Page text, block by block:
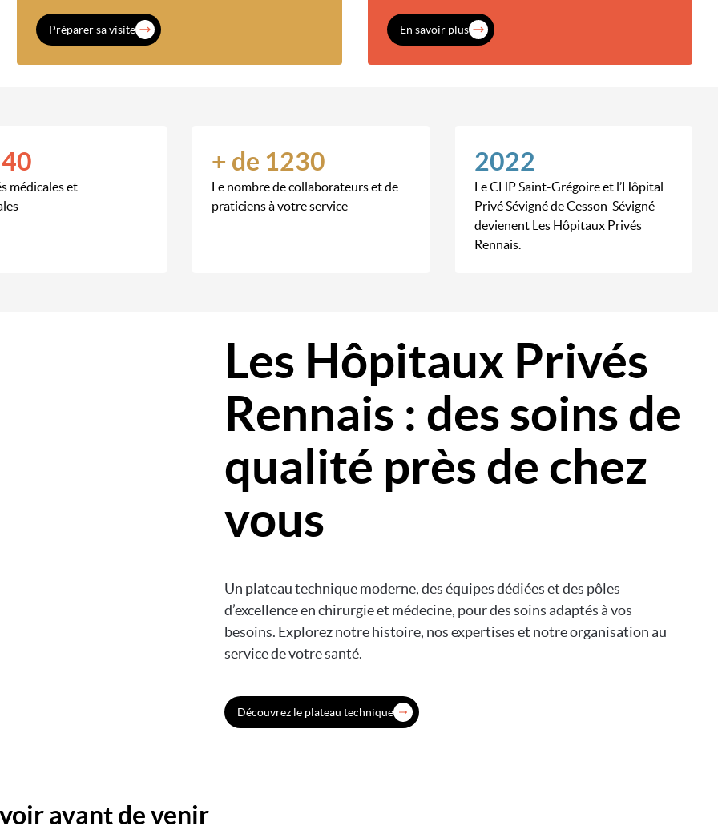
Préparer sa visite En savoir plus
médicales et
+ de 1230
Le nombre de collaborateurs et de
praticiens à votre service
2022
Le CHP Saint-Grégoire et l’Hôpital
Privé Sévigné de Cesson-Sévigné
devienent Les Hôpitaux Privés
Rennais.
Les Hôpitaux Privés
Rennais : des soins de
qualité près de chez
vous
Un plateau technique moderne, des équipes dédiées et des pôles
d’excellence en chirurgie et médecine, pour des soins adaptés à vos
besoins. Explorez notre histoire, nos expertises et notre organisation au
service de votre santé.
Découvrez le plateau technique
avant de venir